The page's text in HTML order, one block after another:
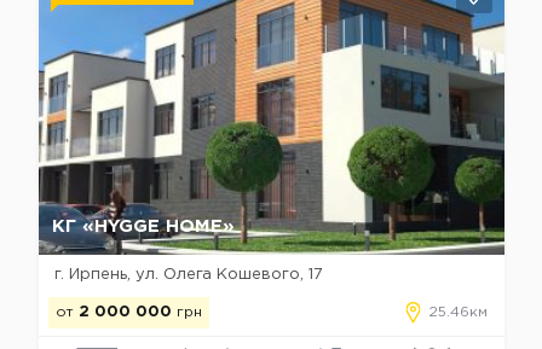
КГ «HYGGE HOME»
г. Ирпень, ул. Олега Кошевого, 17
от 2 000 000 грн 25.46км
Да, удалить Отмена